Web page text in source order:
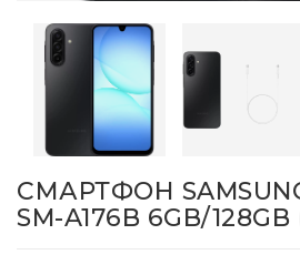
СМАРТФОН
SM-A176B 6GB/